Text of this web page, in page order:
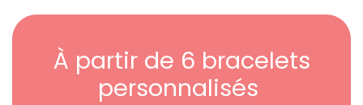
À partir de 6 bracelets
personnalisés